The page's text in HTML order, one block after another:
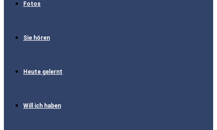
Fotos
Sie hören
Heute gelernt
Will ich haben